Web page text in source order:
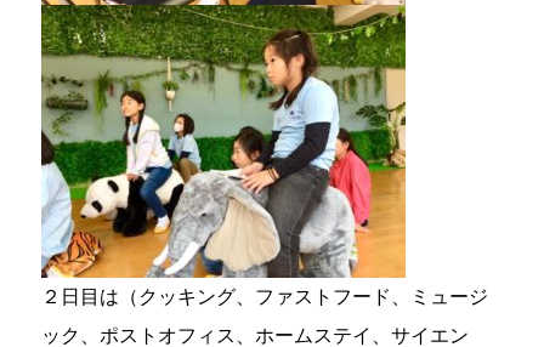
２日目は（クッキング、ファストフード、ミュージ
ック、ポストオフィス、ホームステイ、サイエン